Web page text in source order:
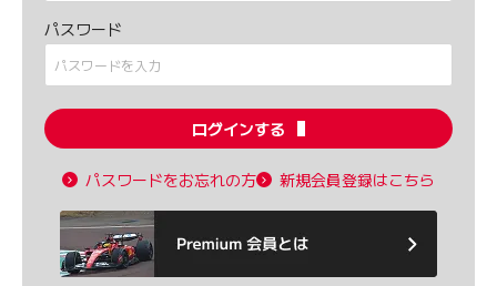
パスワード
ログインする
パスワードをお忘れの方 新規会員登録はこちら